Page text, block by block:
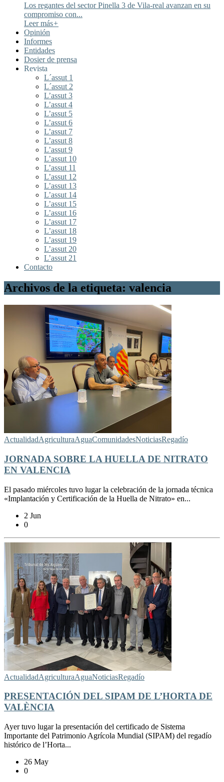
Los regantes del sector Pinella 3 de Vila-real avanzan en su
compromiso con...
Leer más+
Opinión
Informes
Entidades
Dosier de prensa
Revista
L´assut 1
L´assut 2
L’assut 3
L’assut 4
L’assut 5
L’assut 6
L’assut 7
L’assut 8
L’assut 9
L’assut 10
L’assut 11
L’assut 12
L’assut 13
L’assut 14
L’assut 15
L’assut 16
L’assut 17
L’assut 18
L’assut 19
L’assut 20
L’assut 21
Contacto
Archivos de la etiqueta: valencia
ActualidadAgriculturaAguaComunidadesNoticiasRegadío
JORNADA SOBRE LA HUELLA DE NITRATO
EN VALENCIA
El pasado miércoles tuvo lugar la celebración de la jornada técnica
«Implantación y Certificación de la Huella de Nitrato» en...
2 Jun
0
ActualidadAgriculturaAguaNoticiasRegadío
PRESENTACIÓN DEL SIPAM DE L’HORTA DE
VALÈNCIA
Ayer tuvo lugar la presentación del certificado de Sistema
Importante del Patrimonio Agrícola Mundial (SIPAM) del regadío
histórico de l’Horta...
26 May
0